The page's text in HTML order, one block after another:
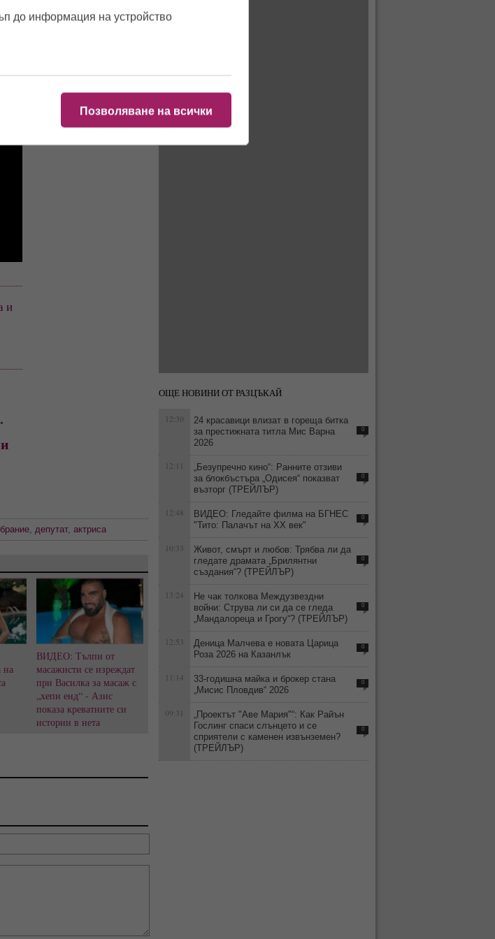
и
Бай Ганьо в Кан! Или как
, депутат, актриса
на
ВИДЕО: Тълпи от
масажисти се изреждат
при Василка за масаж с
„хепи енд“ - Азис
показа креватните си
истории в нета
ОЩЕ НОВИНИ ОТ РАЗЦЪКАЙ
12:30
24 красавици влизат в гореща битка
за престижната титла Мис Варна
2026
0
12:11
„Безупречно кино“: Ранните отзиви
за блокбъстъра „Одисея“ показват
възторг (ТРЕЙЛЪР)
0
12:48
ВИДЕО: Гледайте филма на БГНЕС
"Тито: Палачът на ХХ век"
0
10:33
Живот, смърт и любов: Трябва ли да
гледате драмата „Брилянтни
създания“? (ТРЕЙЛЪР)
0
13:24
Не чак толкова Междузвездни
войни: Струва ли си да се гледа
„Мандалореца и Грогу“? (ТРЕЙЛЪР)
0
12:53
Деница Малчева е новата Царица
Роза 2026 на Казанлък
0
11:14
33-годишна майка и брокер стана
„Мисис Пловдив“ 2026
0
09:31
„Проектът "Аве Мария"“: Как Райън
Гослинг спаси слънцето и се
сприятели с каменен извънземен?
(ТРЕЙЛЪР)
0
до информация на устройство
Позволяване на всички